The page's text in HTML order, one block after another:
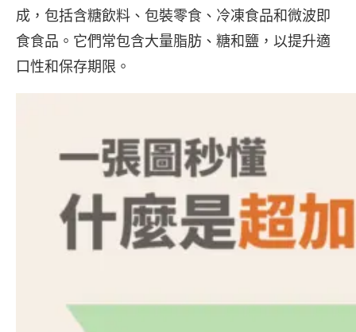
成，包括含糖飲料、包裝零食、冷凍食品和微波即
食食品。它們常包含大量脂肪、糖和鹽，以提升適
口性和保存期限。